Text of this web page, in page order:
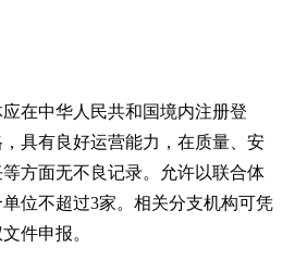
应在中华人民共和国境内注册登
具有良好运营能力，在质量、安
方面无不良记录。允许以联合体
位不超过3家。相关分支机构可凭
件申报。